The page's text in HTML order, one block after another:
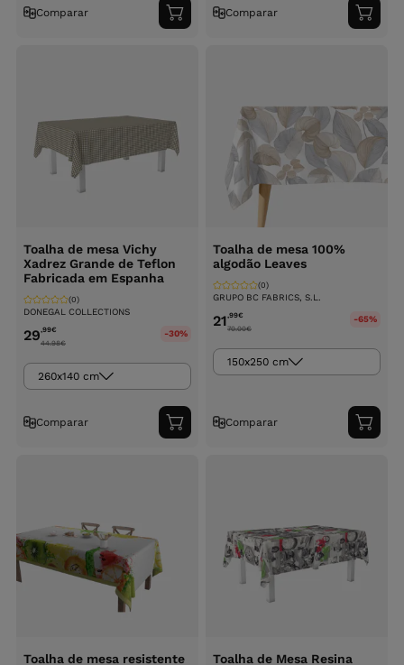
Comparar
Adicionar
ao
Comparar
ao
Toalha de mesa Vichy
Xadrez Grande de Teflon
Fabricada em Espanha
DONEGAL COLLECTIONS
(0)
29,99€
44.98€
-30%
260x140 cm
Comparar
Adicionar
ao
Toalha de mesa 100%
algodão Leaves
GRUPO BC FABRICS, S.L.
(0)
21,99€
70.00€
-65%
150x250 cm
Comparar
ao
Toalha de mesa resistente
Toalha de Mesa Resina